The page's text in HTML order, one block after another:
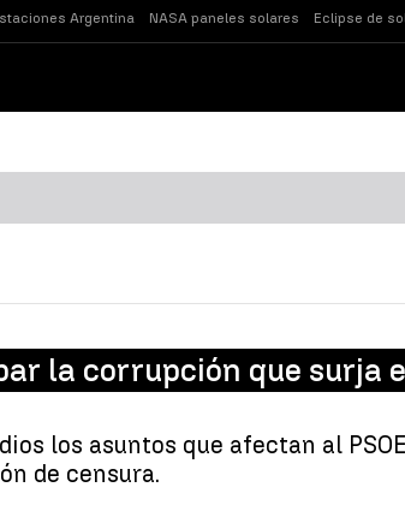
Argentina NASA paneles solares Eclipse de
la corrupción que
los asuntos que afectan al
de censura.